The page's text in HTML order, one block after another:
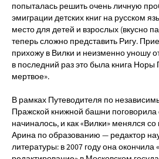
попыталась решить очень личную
эмиграции детских книг на русском
место для детей и взрослых (вкусно
теперь сложно представить Ригу.
прихожу в Вилки и неизменно уношу
в последний раз это была книга Норы
мертвое».
В рамках Путеводителя по
Пражской книжной башни поговорила
начиналось, и как «Вилки» менялся
Арина по образованию — редактор
литературы: в 2007 году она окончила